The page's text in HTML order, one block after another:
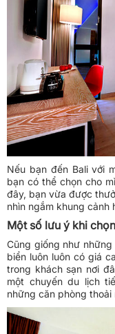
Nếu bạn đến Bali với
bạn có thể chọn cho
đây, bạn vừa được
nhìn ngắm khung cảnh
Một số lưu ý khi
Cũng giống như
biển luôn luôn có giá
trong khách sạn nơi
một chuyến du lịch
những căn phòng